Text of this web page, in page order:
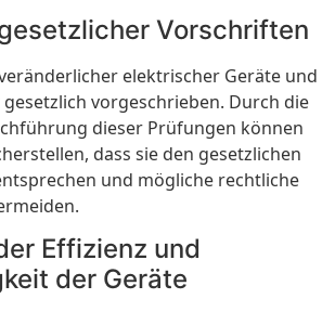
Vorschriften
elektrischer Geräte und
vorgeschrieben. Durch die
dieser Prüfungen können
dass sie den gesetzlichen
und mögliche rechtliche
Effizienz und
der Geräte